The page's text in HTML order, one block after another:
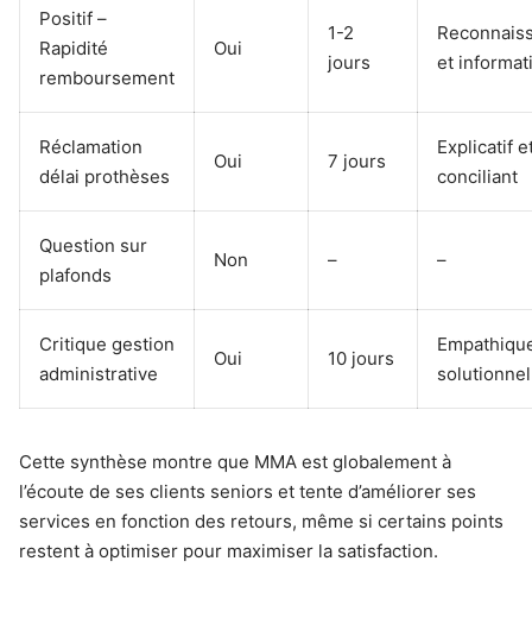
Positif –
Rapidité
remboursement
Oui
1-2
jours
et
Réclamation
délai prothèses
Oui 7 jours
Explicatif
conciliant
Question sur
plafonds
Non – –
Critique gestion
administrative
Oui 10 jours
solutionnel
Cette synthèse montre que MMA est globalement à
l’écoute de ses clients seniors et tente d’améliorer ses
services en fonction des retours, même si certains points
restent à optimiser pour maximiser la satisfaction.